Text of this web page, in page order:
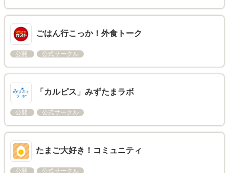
ごはん行こっか！外食トーク
公開 公式サークル
「カルピス」みずたまラボ
公開 公式サークル
たまご大好き！コミュニティ
公開 公式サークル